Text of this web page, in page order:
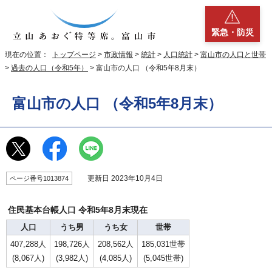
緊急・防災
現在の位置： トップページ > 市政情報 > 統計 > 人口統計 > 富山市の人口と世帯
> 過去の人口（令和5年） > 富山市の人口 （令和5年8月末）
富山市の人口 （令和5年8月末）
ページ番号1013874 更新日 2023年10月4日
住民基本台帳人口 令和5年8月末現在
人口
うち男 うち女
世帯
407,288人
(8,067人)
198,726人
(3,982人)
208,562人
(4,085人)
185,031世帯
(5,045世帯)